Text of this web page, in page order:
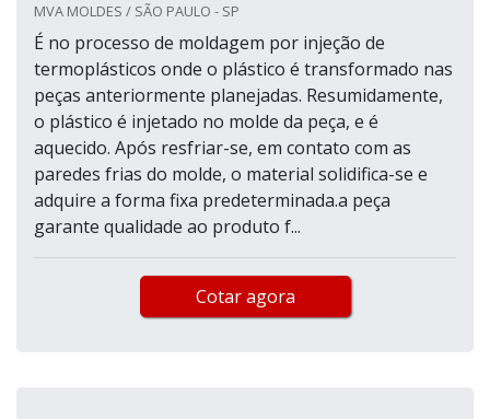
MVA MOLDES / SÃO PAULO - SP
É no processo de moldagem por injeção de
termoplásticos onde o plástico é transformado nas
peças anteriormente planejadas. Resumidamente,
o plástico é injetado no molde da peça, e é
aquecido. Após resfriar-se, em contato com as
paredes frias do molde, o material solidifica-se e
adquire a forma fixa predeterminada.a peça
garante qualidade ao produto f...
Cotar agora